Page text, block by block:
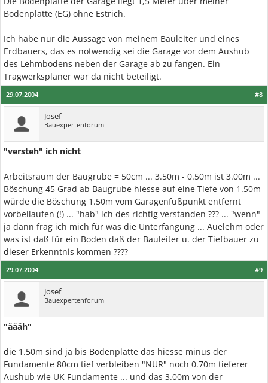
Bodenplatte (EG) ohne Estrich.
Ich habe nur die Aussage von meinem Bauleiter und eines
Erdbauers, das es notwendig sei die Garage vor dem Aushub
des Lehmbodens neben der Garage ab zu fangen. Ein
Tragwerksplaner war da nicht beteiligt.
#8
29.07.2004
Josef
Bauexpertenforum
"versteh" ich nicht
Arbeitsraum der Baugrube = 50cm ... 3.50m - 0.50m ist 3.00m ...
Böschung 45 Grad ab Baugrube hiesse auf eine Tiefe von 1.50m
würde die Böschung 1.50m vom Garagenfußpunkt entfernt
vorbeilaufen (!) ... "hab" ich des richtig verstanden ??? ... "wenn"
ja dann frag ich mich für was die Unterfangung ... Auelehm oder
was ist daß für ein Boden daß der Bauleiter u. der Tiefbauer zu
dieser Erkenntnis kommen ????
#9
29.07.2004
Josef
Bauexpertenforum
"äääh"
die 1.50m sind ja bis Bodenplatte das hiesse minus der
Fundamente 80cm tief verbleiben "NUR" noch 0.70m tieferer
Aushub wie UK Fundamente ... und das 3.00m von der